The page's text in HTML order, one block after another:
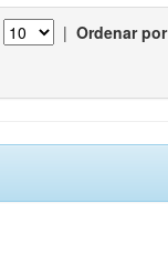
| Ordenar por